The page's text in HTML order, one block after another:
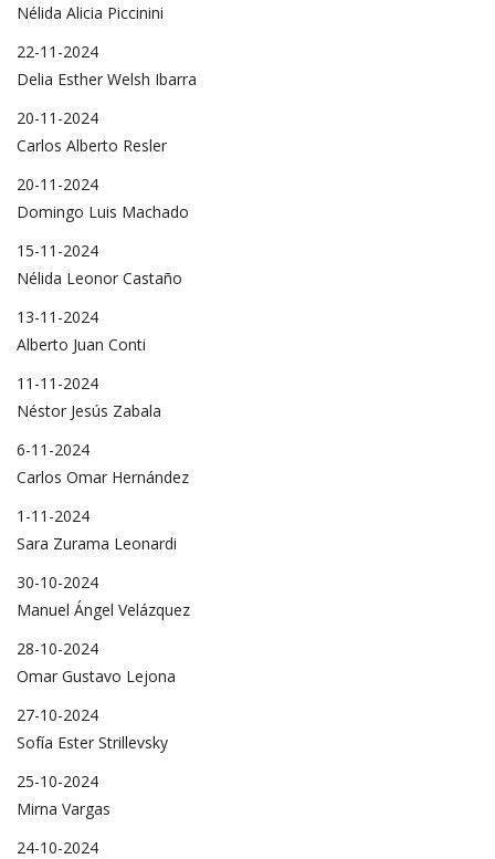
Nélida Alicia Piccinini
22-11-2024
Delia Esther Welsh Ibarra
20-11-2024
Carlos Alberto Resler
20-11-2024
Domingo Luis Machado
15-11-2024
Nélida Leonor Castaño
13-11-2024
Alberto Juan Conti
11-11-2024
Néstor Jesús Zabala
6-11-2024
Carlos Omar Hernández
1-11-2024
Sara Zurama Leonardi
30-10-2024
Manuel Ángel Velázquez
28-10-2024
Omar Gustavo Lejona
27-10-2024
Sofía Ester Strillevsky
25-10-2024
Mirna Vargas
24-10-2024